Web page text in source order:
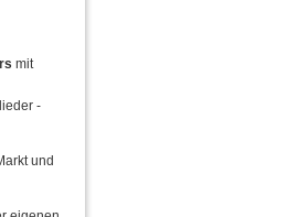
mit
-
und